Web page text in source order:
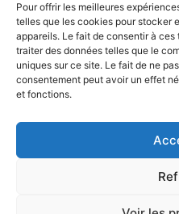
Pour offrir les meilleures
telles que les cookies pour stocker
appareils. Le fait de consentir à
traiter des données telles que le
uniques sur ce site. Le fait de ne
consentement peut avoir un effet
et fonctions.